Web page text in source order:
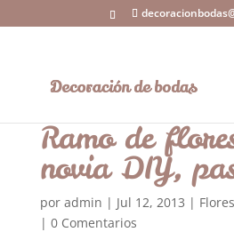
Ramo de
novia DIY,
por admin | Jul 12, 2013 | Flores
| 0 Comentarios